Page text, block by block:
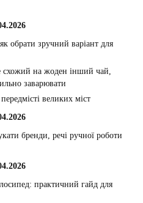
обрати зручний варіант для
схожий на жоден інший чай,
заварювати
великих міст
бренди, речі ручної роботи
практичний гайд для